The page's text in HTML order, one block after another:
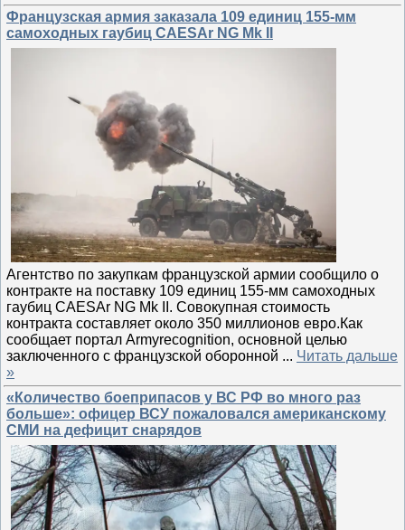
Французская армия заказала 109 единиц 155-мм
самоходных гаубиц CAESAr NG Mk II
Агентство по закупкам французской армии сообщило о
контракте на поставку 109 единиц 155-мм самоходных
гаубиц CAESAr NG Mk II. Совокупная стоимость
контракта составляет около 350 миллионов евро.Как
сообщает портал Аrmyrecognition, основной целью
заключенного с французской оборонной ... Читать дальше
»
«Количество боеприпасов у ВС РФ во много раз
больше»: офицер ВСУ пожаловался американскому
СМИ на дефицит снарядов